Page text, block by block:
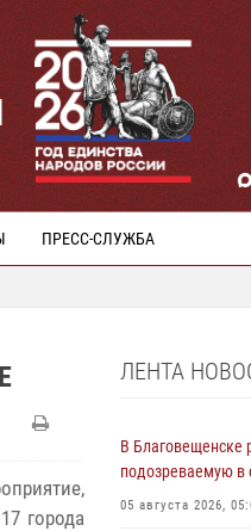
ПРЕСС-СЛУЖБА
города
ЛЕНТА
В Благовещенске
подозреваемую в
05 августа 2026,